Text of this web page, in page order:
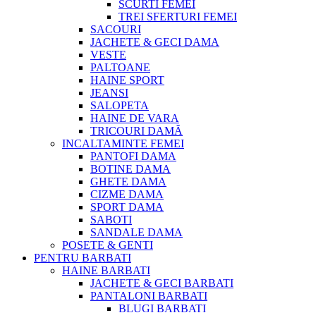
SCURTI FEMEI
TREI SFERTURI FEMEI
SACOURI
JACHETE & GECI DAMA
VESTE
PALTOANE
HAINE SPORT
JEANSI
SALOPETA
HAINE DE VARA
TRICOURI DAMĂ
INCALTAMINTE FEMEI
PANTOFI DAMA
BOTINE DAMA
GHETE DAMA
CIZME DAMA
SPORT DAMA
SABOTI
SANDALE DAMA
POSETE & GENTI
PENTRU BARBATI
HAINE BARBATI
JACHETE & GECI BARBATI
PANTALONI BARBATI
BLUGI BARBATI